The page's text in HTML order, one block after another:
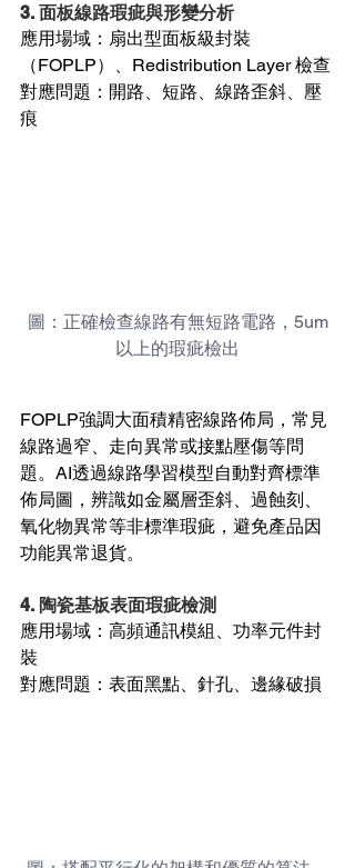
3. 面板線路瑕疵與形變分析
應用場域：扇出型面板級封裝
（FOPLP）、Redistribution Layer 檢查
對應問題：開路、短路、線路歪斜、壓
痕
圖：正確檢查線路有無短路電路，5um
以上的瑕疵檢出
FOPLP強調大面積精密線路佈局，常見
線路過窄、走向異常或接點壓傷等問
題。AI透過線路學習模型自動對齊標準
佈局圖，辨識如金屬層歪斜、過蝕刻、
氧化物異常等非標準瑕疵，避免產品因
功能異常退貨。
4. 陶瓷基板表面瑕疵檢測
應用場域：高頻通訊模組、功率元件封
裝
對應問題：表面黑點、針孔、邊緣破損